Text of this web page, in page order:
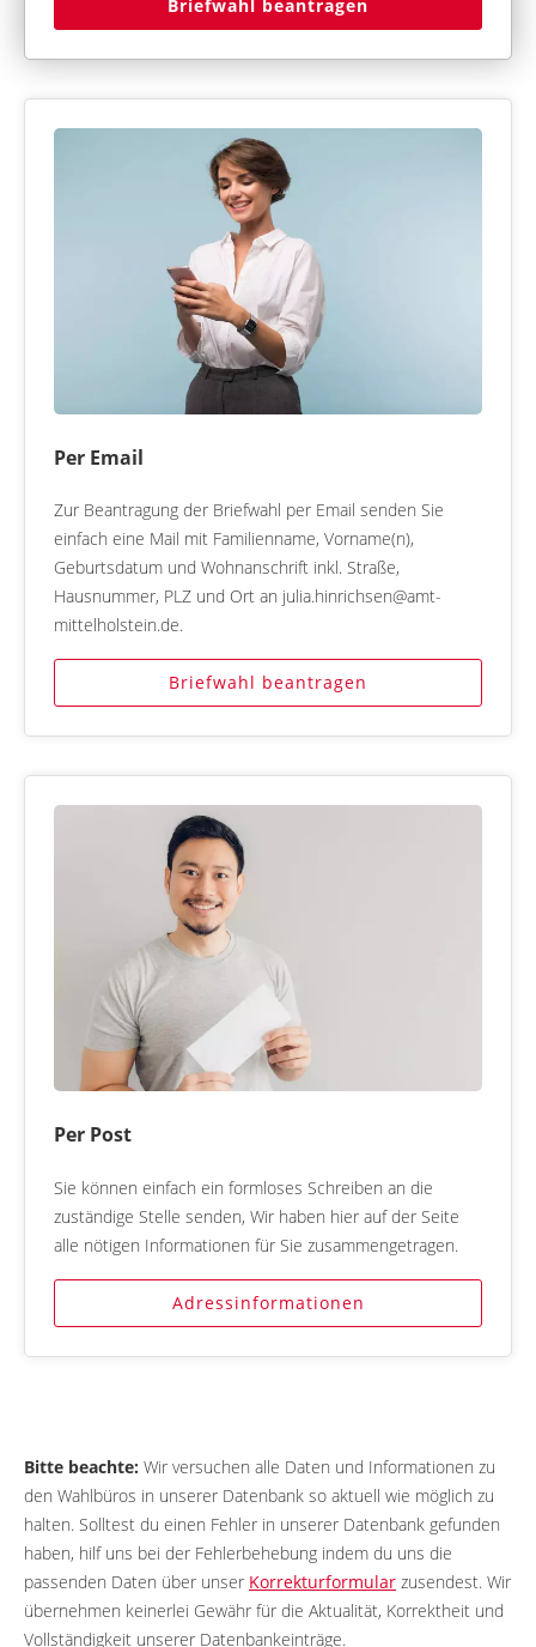
Briefwahl beantragen
Per Email
Zur Beantragung der Briefwahl per Email senden Sie
einfach eine Mail mit Familienname, Vorname(n),
Geburtsdatum und Wohnanschrift inkl. Straße,
Hausnummer, PLZ und Ort an julia.hinrichsen@amt-
mittelholstein.de.
Briefwahl beantragen
Per Post
Sie können einfach ein formloses Schreiben an die
zuständige Stelle senden, Wir haben hier auf der Seite
alle nötigen Informationen für Sie zusammengetragen.
Adressinformationen
Bitte beachte: Wir versuchen alle Daten und Informationen zu
den Wahlbüros in unserer Datenbank so aktuell wie möglich zu
halten. Solltest du einen Fehler in unserer Datenbank gefunden
haben, hilf uns bei der Fehlerbehebung indem du uns die
passenden Daten über unser Korrekturformular zusendest. Wir
übernehmen keinerlei Gewähr für die Aktualität, Korrektheit und
Vollständigkeit unserer Datenbankeinträge.